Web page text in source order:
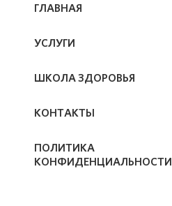
ГЛАВНАЯ
УСЛУГИ
ШКОЛА ЗДОРОВЬЯ
КОНТАКТЫ
ПОЛИТИКА
КОНФИДЕНЦИАЛЬНОСТИ